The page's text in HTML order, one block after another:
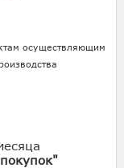
осуществляющим